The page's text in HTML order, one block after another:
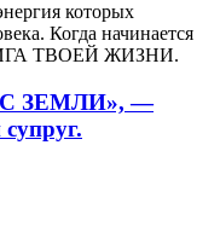
которых
Когда начинается
ТВОЕЙ ЖИЗНИ.
ЗЕМЛИ», —